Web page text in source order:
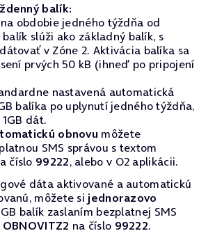
balík:
obdobie jedného týždňa od
slúži ako základný balík, s
v Zóne 2. Aktivácia balíka sa
prvých 50 kB (ihneď po pripojení
nastavená automatická
balíka po uplynutí jedného týždňa,
dát.
obnovu môžete
SMS správou s textom
číslo 99222, alebo v O2 aplikácii.
dáta aktivované a automatickú
môžete si jednorazovo
balík zaslaním bezplatnej SMS
OBNOVITZ2 na číslo 99222.